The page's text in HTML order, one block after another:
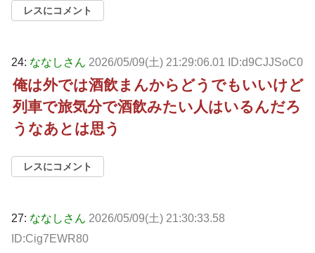
レスにコメント
24: ななしさん 2026/05/09(土) 21:29:06.01 ID:d9CJJSoC0
俺は外では酒飲まんからどうでもいいけど
列車で旅気分で酒飲みたい人はいるんだろ
うなあとは思う
レスにコメント
27: ななしさん 2026/05/09(土) 21:30:33.58
ID:Cig7EWR80